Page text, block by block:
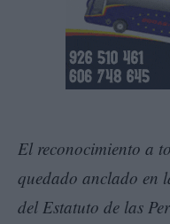
El reconocimiento a
quedado anclado en
del Estatuto de las